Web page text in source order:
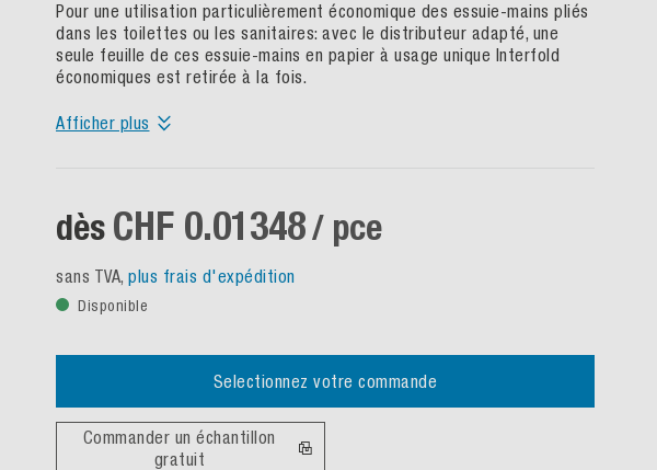
Pour une utilisation particulièrement économique des essuie-mains pliés
dans les toilettes ou les sanitaires: avec le distributeur adapté, une
seule feuille de ces essuie-mains en papier à usage unique Interfold
économiques est retirée à la fois.
Afficher plus
dès CHF 0.01348/ pce
sans TVA, plus frais d'expédition
Disponible
Selectionnez votre commande
Commander un échantillon
gratuit